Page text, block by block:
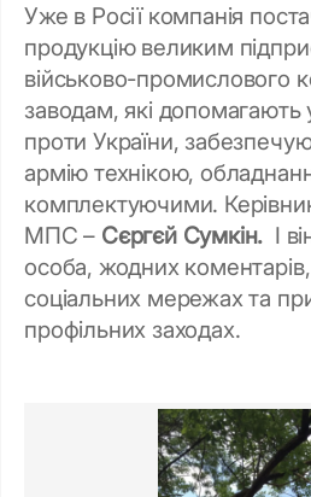
Уже в Росії компанія
продукцію великим
військово-промислового
заводам, які допомагають
проти України,
армію технікою,
комплектуючими.
МПС – Сєргєй Сумкін. І
особа, жодних коментарів,
соціальних мережах та
профільних заходах.